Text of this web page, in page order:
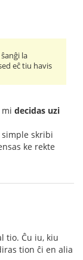
la
eĉ tiu havis
decidas uzi
skribi
ke rekte
tio. Ĉu iu, kiu
tion ĉi en alia